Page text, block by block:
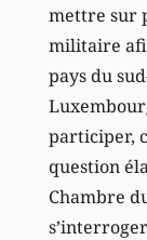
mettre sur
militaire
pays du
participer,
question
Chambre